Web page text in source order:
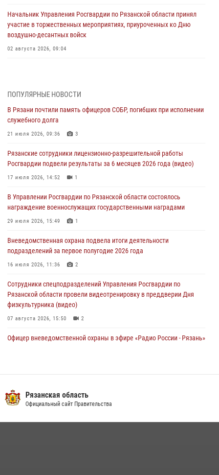
Начальник Управления Росгвардии по Рязанской области принял
участие в торжественных мероприятиях, приуроченных ко Дню
воздушно-десантных войск
02 августа 2026, 09:04
Для детей рязанских росгвардейцев в историческом музее провели
экскурсию по экспозиции, посвящённой губернской эпохе
В Управлении Росгвардии по Рязанской области состоялось
награждение военнослужащих государственными наградами
Рязанским росгвардейцам провели лекции о Крещении Руси
28 июля 2026, 09:22 1
При силовой поддержке ОМОН житель Касимовского округа лишён
гражданства Российской Федерации за нарушение
законодательства
ПОПУЛЯРНЫЕ НОВОСТИ
В Рязани почтили память офицеров СОБР, погибших при исполнении
служебного долга
21 июля 2026, 09:36 3
Рязанские сотрудники лицензионно-разрешительной работы
Росгвардии подвели результаты за 6 месяцев 2026 года (видео)
17 июля 2026, 14:52 1
В Управлении Росгвардии по Рязанской области состоялось
награждение военнослужащих государственными наградами
29 июля 2026, 15:49 1
Вневедомственная охрана подвела итоги деятельности
подразделений за первое полугодие 2026 года
16 июля 2026, 11:36 2
Сотрудники спецподразделений Управления Росгвардии по
Рязанской области провели видеотренировку в преддверии Дня
физкультурника (видео)
07 августа 2026, 15:50 2
Офицер вневедомственной охраны в эфире «Радио России - Рязань»
экскурсию по экспозиции, посвящённой губернской эпохе
31 июля 2026, 07:45 2
Рязанская область
Официальный сайт Правительства